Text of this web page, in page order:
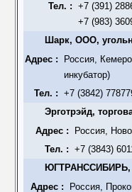
Тел. : +7 (391)
+7 (983)
Шарк, ООО,
Адрес :
Россия,
инкубатор)
Тел. : +7 (3842)
Эрготрэйд,
Адрес :
Россия,
Тел. : +7 (3843)
Адрес :
Россия,